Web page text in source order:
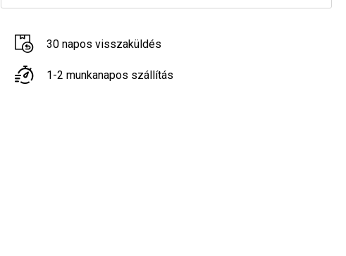
30 napos visszaküldés
1-2 munkanapos szállítás